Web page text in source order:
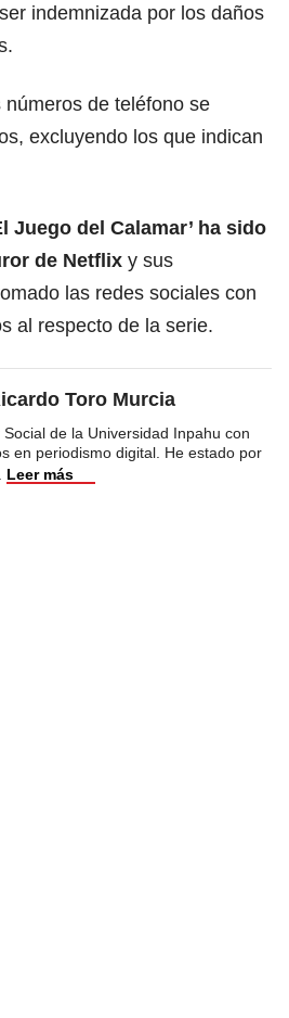
indemnizada por los daños
de teléfono se
excluyendo los que indican
Juego del Calamar’ ha sido
de Netflix y sus
las redes sociales con
al respecto de la serie.
Toro Murcia
de la Universidad Inpahu con
en periodismo digital. He estado por
Leer más